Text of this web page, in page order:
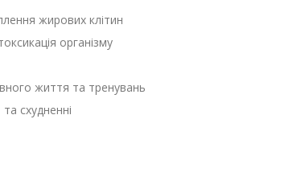
жирових клітин
організму
життя та тренувань
схудненні